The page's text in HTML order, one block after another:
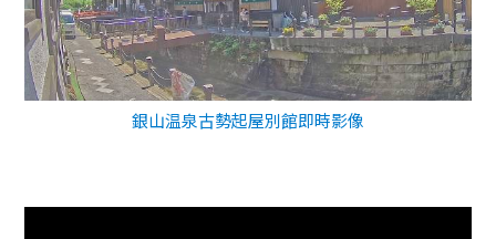
銀山温泉古勢起屋別館即時影像